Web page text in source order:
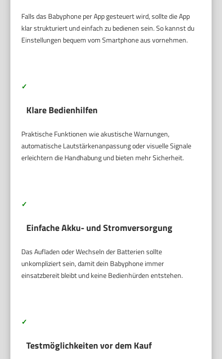
Falls das Babyphone per App gesteuert wird, sollte die App
klar strukturiert und einfach zu bedienen sein. So kannst du
Einstellungen bequem vom Smartphone aus vornehmen.
✓
Klare Bedienhilfen
Praktische Funktionen wie akustische Warnungen,
automatische Lautstärkenanpassung oder visuelle Signale
erleichtern die Handhabung und bieten mehr Sicherheit.
✓
Einfache Akku- und Stromversorgung
Das Aufladen oder Wechseln der Batterien sollte
unkompliziert sein, damit dein Babyphone immer
einsatzbereit bleibt und keine Bedienhürden entstehen.
✓
Testmöglichkeiten vor dem Kauf